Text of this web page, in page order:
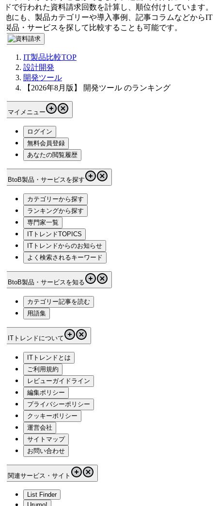
で行われた資料請求回数を計算し、順位付けしています。
にも、製品カテゴリーや導入事例、記事コラムなどからIT
品・サービスを探して比較することも可能です。
IT製品比較TOP
設計開発
開発ツール
【2026年8月版】 開発ツール のランキング
マイメニュー
ログイン
無料会員登録
あなたの閲覧履歴
BtoB製品・サービスを探す
カテゴリーから探す
ランキングから探す
専門家一覧
ITトレンドTOPICS
ITトレンドからのお知らせ
よく検索されるキーワード
BtoB製品・サービスを知る
カテゴリー記事を読む
用語集
ITトレンドについて
ITトレンドとは
ご利用規約
レビューガイドライン
編集ポリシー
プライバシーポリシー
クッキーポリシー
運営会社
サイトマップ
お問い合わせ
関連サービス・サイト
List Finder